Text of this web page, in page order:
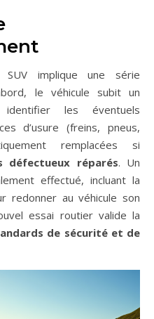
SUV implique une série
le véhicule subit un
les éventuels
d’usure (freins, pneus,
remplacées si
défectueux réparés. Un
effectué, incluant la
redonner au véhicule son
essai routier valide la
de sécurité et de